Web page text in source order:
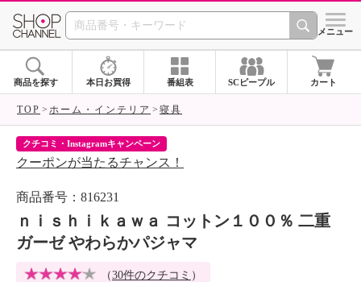
SHOP CHANNEL シメニュー
商品を探す 本日お買得 番組表 SCピープル カート
TOP ホーム・インテリア 寝具
クチコミ・Instagramキャンペーン
クーポンが当たるチャンス！
商品番号：816231
ｎｉｓｈｉｋａｗａ コットン１００％ 二重
ガーゼ やわらかパジャマ
（30件のクチコミ ）